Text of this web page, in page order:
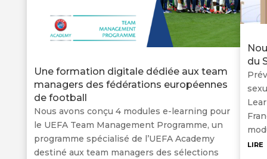
Une formation digitale dédiée aux team
managers des fédérations européennes
de football
Nous avons conçu 4 modules e-learning pour
le UEFA Team Management Programme, un
programme spécialisé de l’UEFA Academy
destiné aux team managers des sélections
du
lire